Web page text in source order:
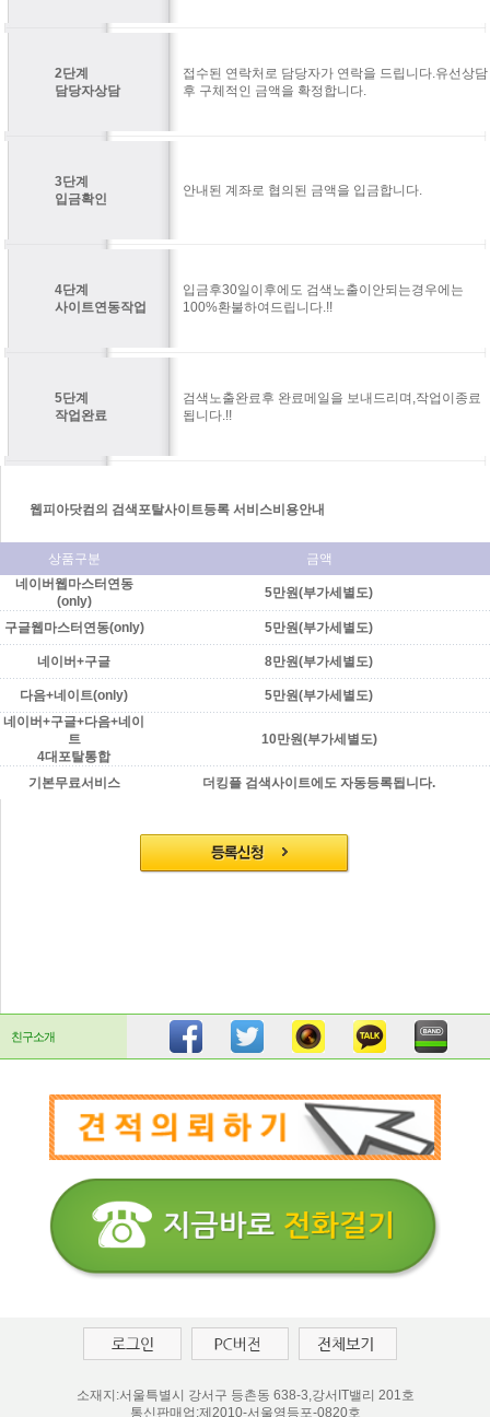
2단계
담당자상담
접수된 연락처로 담당자가 연락을 드립니다.유선상담
후 구체적인 금액을 확정합니다.
3단계
입금확인
안내된 계좌로 협의된 금액을 입금합니다.
4단계
사이트연동작업
입금후30일이후에도 검색노출이안되는경우에는
100%환불하여드립니다.!!
5단계
작업완료
검색노출완료후 완료메일을 보내드리며,작업이종료
됩니다.!!
웹피아닷컴의 검색포탈사이트등록 서비스비용안내
상품구분
금액
네이버웹마스터연동
(only)
5만원(부가세별도)
구글웹마스터연동(only) 5만원(부가세별도)
네이버+구글 8만원(부가세별도)
다음+네이트(only)
5만원(부가세별도)
네이버+구글+다음+네이
트
4대포탈통합
10만원(부가세별도)
기본무료서비스 더킹플 검색사이트에도 자동등록됩니다.
친구소개
소재지:서울특별시 강서구 등촌동 638-3,강서IT밸리 201호
통신판매업:제2010-서울영등포-0820호